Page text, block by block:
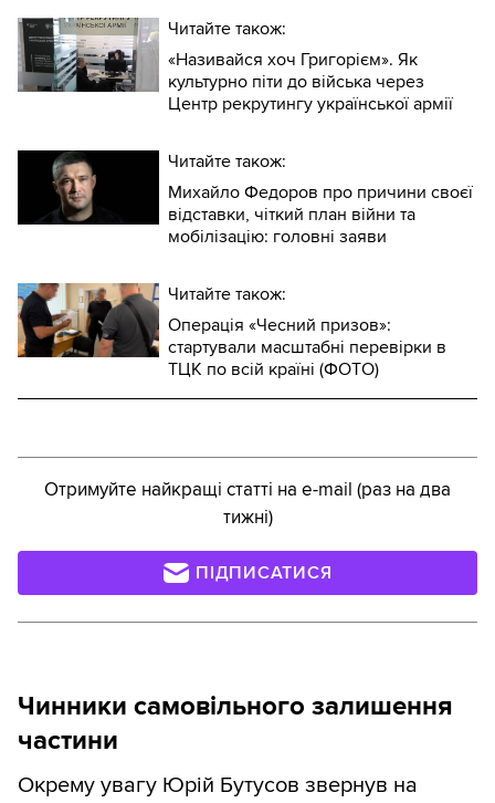
Читайте також:
«Називайся хоч Григорієм». Як
культурно піти до війська через
Центр рекрутингу української армії
Читайте також:
Михайло Федоров про причини своєї
відставки, чіткий план війни та
мобілізацію: головні заяви
Читайте також:
Операція «Чесний призов»:
стартували масштабні перевірки в
ТЦК по всій країні (ФОТО)
Отримуйте найкращі статті на e-mail (раз на два
тижні)
ПІДПИСАТИСЯ
Чинники самовільного залишення
частини
Окрему увагу Юрій Бутусов звернув на